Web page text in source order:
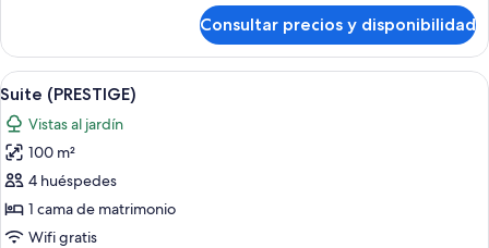
ejecutiva
(PARK)
Consultar precios y disponibilidad
Abrir
todas
las
fotos
de
Suite
(PRESTIGE)
Una cama grande con sábanas
5
Suite (PRESTIGE)
Vistas al jardín
100 m²
4 huéspedes
1 cama de matrimonio
Wifi gratis